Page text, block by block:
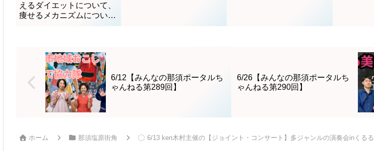
んねる
えるダイエットについて、
痩せるメカニズムについて
6/12【みんなの那須ポータルち
ゃんねる第289回】
6/26【みんなの那須ポータルち
ゃんねる第290回】
ホーム 那須塩原街角 6/13 ken木村主催の【ジョイント・コンサート】多ジャンルの演奏会inくるる